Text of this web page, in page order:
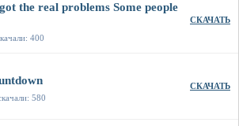
the real problems Some people
400
СКАЧАТЬ
580
СКАЧАТЬ